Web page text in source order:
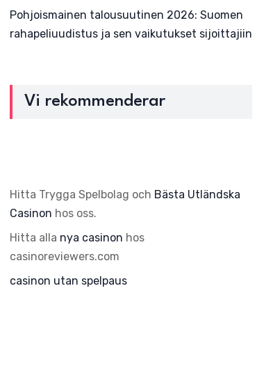
Pohjoismainen talousuutinen 2026: Suomen
rahapeliuudistus ja sen vaikutukset sijoittajiin
Vi rekommenderar
Hitta Trygga Spelbolag och Bästa Utländska
Casinon hos oss.
Hitta alla nya casinon hos
casinoreviewers.com
casinon utan spelpaus